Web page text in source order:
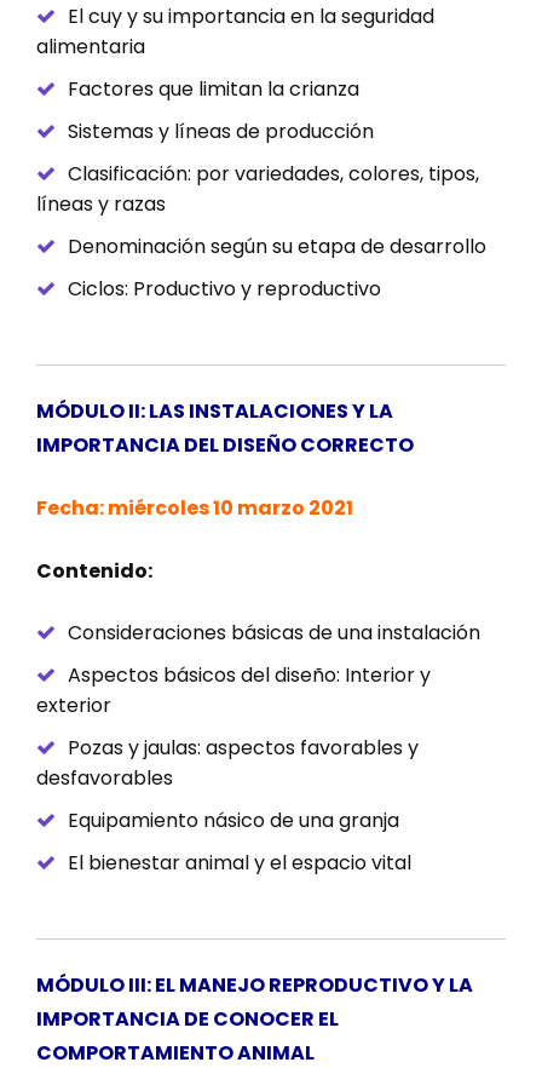
El cuy y su importancia en la seguridad
alimentaria
Factores que limitan la crianza
Sistemas y líneas de producción
Clasificación: por variedades, colores, tipos,
líneas y razas
Denominación según su etapa de desarrollo
Ciclos: Productivo y reproductivo
MÓDULO II: LAS INSTALACIONES Y LA
IMPORTANCIA DEL DISEÑO CORRECTO
Fecha: miércoles 10 marzo 2021
Contenido:
Consideraciones básicas de una instalación
Aspectos básicos del diseño: Interior y
exterior
Pozas y jaulas: aspectos favorables y
desfavorables
Equipamiento násico de una granja
El bienestar animal y el espacio vital
MÓDULO III: EL MANEJO REPRODUCTIVO Y LA
IMPORTANCIA DE CONOCER EL
COMPORTAMIENTO ANIMAL